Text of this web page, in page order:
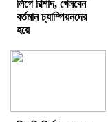
লিগে রিশাদ, খেলবেন
বর্তমান চ্যাম্পিয়নদের
হয়ে